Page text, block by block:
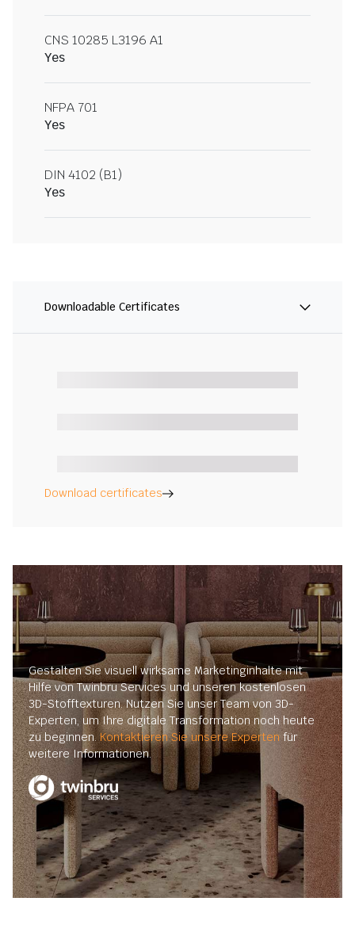
CNS 10285 L3196 A1
Yes
NFPA 701
Yes
DIN 4102 (B1)
Yes
Downloadable Certificates
Download certificates
Gestalten Sie visuell wirksame Marketinginhalte mit
Hilfe von Twinbru Services und unseren kostenlosen
3D-Stofftexturen. Nutzen Sie unser Team von 3D-
Experten, um Ihre digitale Transformation noch heute
zu beginnen.Kontaktieren Sie unsere Expertenfür
weitere Informationen.